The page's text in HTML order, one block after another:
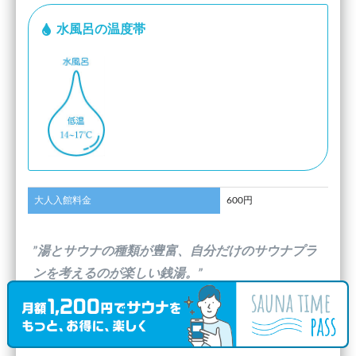
水風呂の温度帯
大人入館料金 600円
”湯とサウナの種類が豊富、自分だけのサウナプラ
ンを考えるのが楽しい銭湯。”
( ゆってぃ さんのキャッチフレーズ)
口コミ投稿日：2020.2.24